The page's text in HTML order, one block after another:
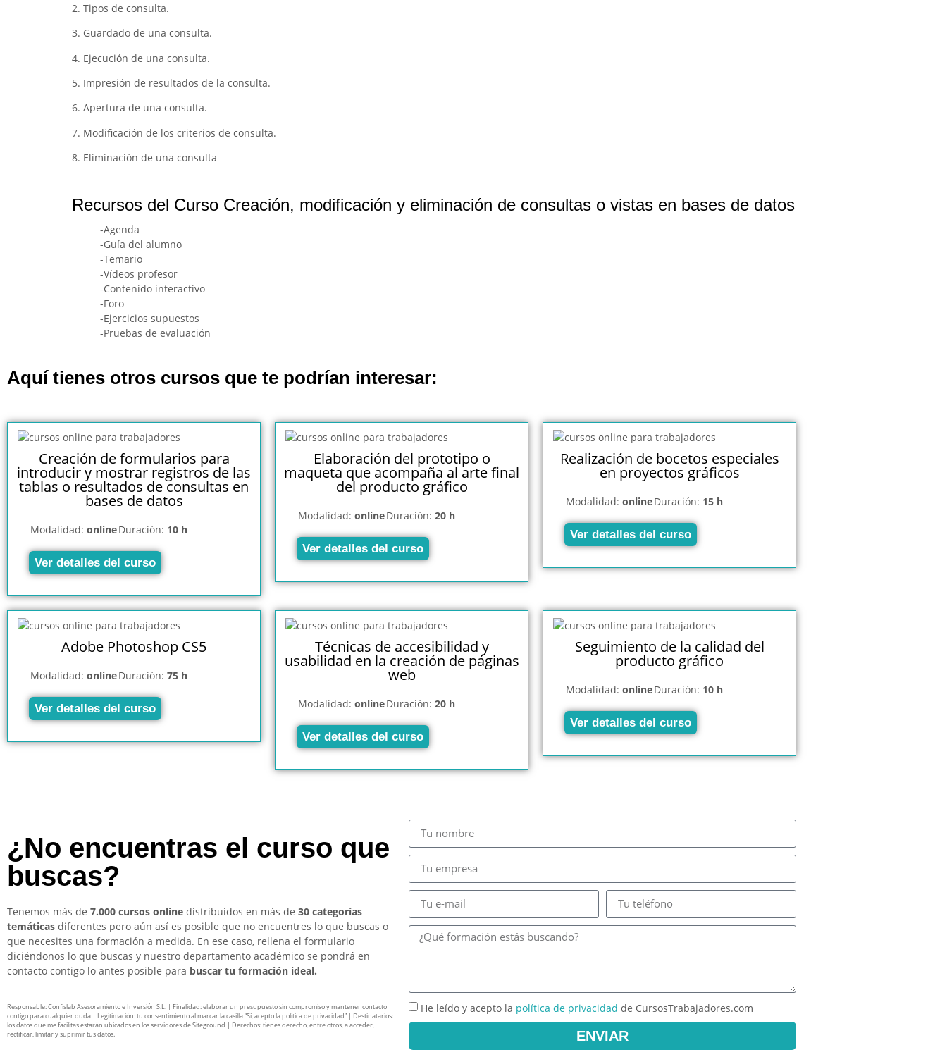
2. Tipos de consulta.
3. Guardado de una consulta.
4. Ejecución de una consulta.
5. Impresión de resultados de la consulta.
6. Apertura de una consulta.
7. Modificación de los criterios de consulta.
8. Eliminación de una consulta
Recursos del Curso Creación, modificación y eliminación de consultas o vistas en bases de datos
-Agenda
-Guía del alumno
-Temario
-Vídeos profesor
-Contenido interactivo
-Foro
-Ejercicios supuestos
-Pruebas de evaluación
Aquí tienes otros cursos que te podrían interesar:
Creación de formularios para
introducir y mostrar registros de las
tablas o resultados de consultas en
bases de datos
Modalidad: onlineDuración: 10 h
Ver detalles del curso
Elaboración del prototipo o
maqueta que acompaña al arte final
del producto gráfico
Modalidad: onlineDuración: 20 h
Ver detalles del curso
Realización de bocetos especiales
en proyectos gráficos
Modalidad: onlineDuración: 15 h
Ver detalles del curso
Adobe Photoshop CS5
Modalidad: onlineDuración: 75 h
Ver detalles del curso
Técnicas de accesibilidad y
usabilidad en la creación de páginas
web
Modalidad: onlineDuración: 20 h
Ver detalles del curso
Seguimiento de la calidad del
producto gráfico
Modalidad: onlineDuración: 10 h
Ver detalles del curso
¿No encuentras el curso que
buscas?
Tenemos más de 7.000 cursos online distribuidos en más de 30 categorías
temáticas diferentes pero aún así es posible que no encuentres lo que buscas o
que necesites una formación a medida. En ese caso, rellena el formulario
diciéndonos lo que buscas y nuestro departamento académico se pondrá en
contacto contigo lo antes posible para buscar tu formación ideal.
Responsable: Confislab Asesoramiento e Inversión S.L. | Finalidad: elaborar un presupuesto sin compromiso y mantener contacto
contigo para cualquier duda | Legitimación: tu consentimiento al marcar la casilla “Sí, acepto la política de privacidad” | Destinatarios:
los datos que me facilitas estarán ubicados en los servidores de Siteground | Derechos: tienes derecho, entre otros, a acceder,
rectificar, limitar y suprimir tus datos.
He leído y acepto la política de privacidad de CursosTrabajadores.com
ENVIAR